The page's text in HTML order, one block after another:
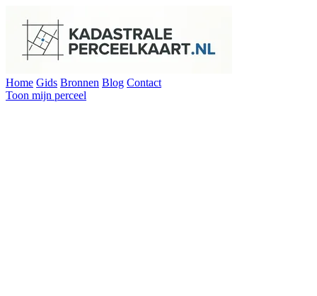
Home Gids Bronnen Blog Contact
Toon mijn perceel